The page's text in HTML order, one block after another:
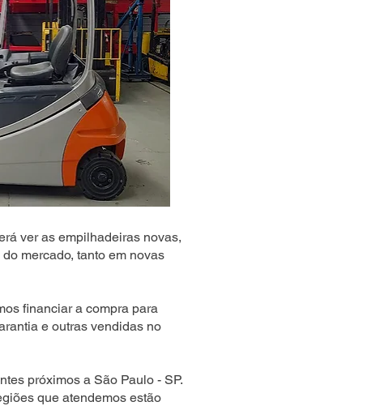
ver as empilhadeiras novas,
mercado, tanto em novas
financiar a compra para
e outras vendidas no
próximos a São Paulo - SP.
que atendemos estão